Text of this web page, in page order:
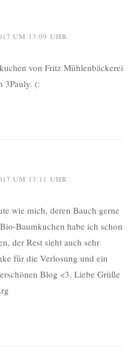
UM 13:09 UHR
von Fritz Mühlenbäckerei
3Pauly. (:
UM 13:11 UHR
wie mich, deren Bauch gerne
Baumkuchen habe ich schon
der Rest sieht auch sehr
für die Verlosung und ein
Blog <3. Liebe Grüße